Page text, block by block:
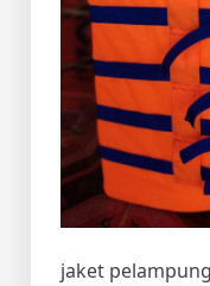
jaket